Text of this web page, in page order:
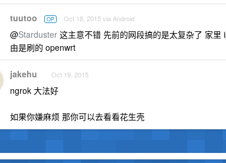
tuutoo OP Oct 18, 2015 via Android
@Starduster 这主意不错 先前的网段搞的是太复杂了 家
由是刷的 openwrt
jakehu Oct 19, 2015
ngrok 大法好
如果你嫌麻烦 那你可以去看看花生壳